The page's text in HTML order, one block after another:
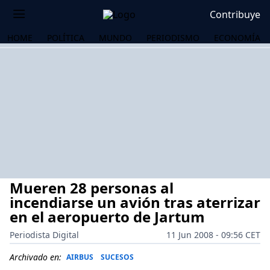
Contribuye
HOME POLÍTICA MUNDO PERIODISMO ECONOMÍA
Mueren 28 personas al
incendiarse un avión tras aterrizar
en el aeropuerto de Jartum
Periodista Digital
11 Jun 2008 - 09:56 CET
Archivado en: AIRBUS SUCESOS